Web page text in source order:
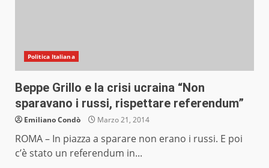
Politica Italiana
Beppe Grillo e la crisi ucraina “Non
sparavano i russi, rispettare referendum”
Emiliano Condò Marzo 21, 2014
ROMA – In piazza a sparare non erano i russi. E poi
c’è stato un referendum in...